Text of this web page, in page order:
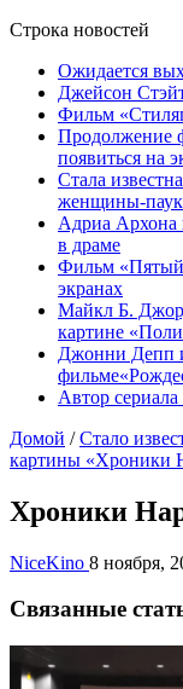
Строка новостей
Ожидается
Джейсон
Фильм
Продолжение
появиться на
Стала
женщины-
Адриа Архона
в драме
Фильм «Пятый
экранах
Майкл Б.
картине
Джонни Депп
Автор
Домой / Стало
картины «Хроники
Хроники
NiceKino 8 ноября,
Связанные